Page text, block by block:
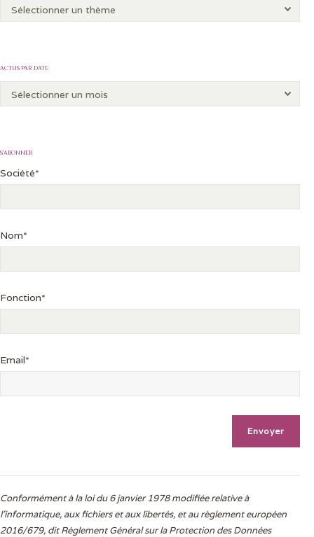
ACTUS PAR DATE
S’ABONNER
Société*
Nom*
Fonction*
Email*
Conformément à la loi du 6 janvier 1978 modifiée relative à
l'informatique, aux fichiers et aux libertés, et au règlement européen
2016/679, dit Règlement Général sur la Protection des Données